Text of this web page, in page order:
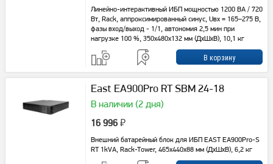
Линейно-интерактивный ИБП мощностью 1200 ВА / 720
Вт, Rack, аппроксимированный синус, Uвх = 165–275 В,
фазы вход/выход - 1/1, автономия 2,5 мин при
нагрузке 100 %, 350х480х132 мм (ДхШхВ), 10,1 кг
East EA900Pro RT SBM 24-18
В наличии (2 дня)
16 996 ₽
Внешний батарейный блок для ИБП EAST EA900Pro-S
RT 1kVA, Rack-Tower, 465x440x88 мм (ДxШxВ), 6,2 кг